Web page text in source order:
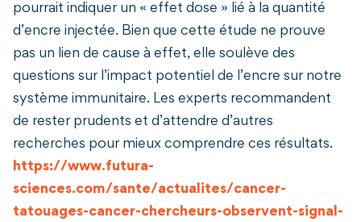
pourrait indiquer un « effet dose » lié à la quantité
d’encre injectée. Bien que cette étude ne prouve
pas un lien de cause à effet, elle soulève des
questions sur l’impact potentiel de l’encre sur notre
système immunitaire. Les experts recommandent
de rester prudents et d’attendre d’autres
recherches pour mieux comprendre ces résultats.
https://www.futura-
sciences.com/sante/actualites/cancer-
tatouages-cancer-chercheurs-observent-signal-